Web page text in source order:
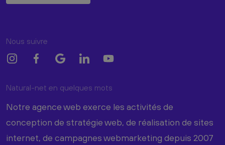
Nous suivre
Natural-net en quelques mots
Notre agence web exerce les activités de
conception de stratégie web, de réalisation de sites
internet, de campagnes webmarketing depuis 2007